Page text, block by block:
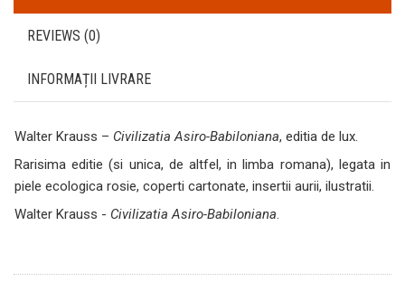
REVIEWS (0)
INFORMAȚII LIVRARE
Walter Krauss – Civilizatia Asiro-Babiloniana, editia de lux.
Rarisima editie (si unica, de altfel, in limba romana), legata in
piele ecologica rosie, coperti cartonate, insertii aurii, ilustratii.
Walter Krauss - Civilizatia Asiro-Babiloniana